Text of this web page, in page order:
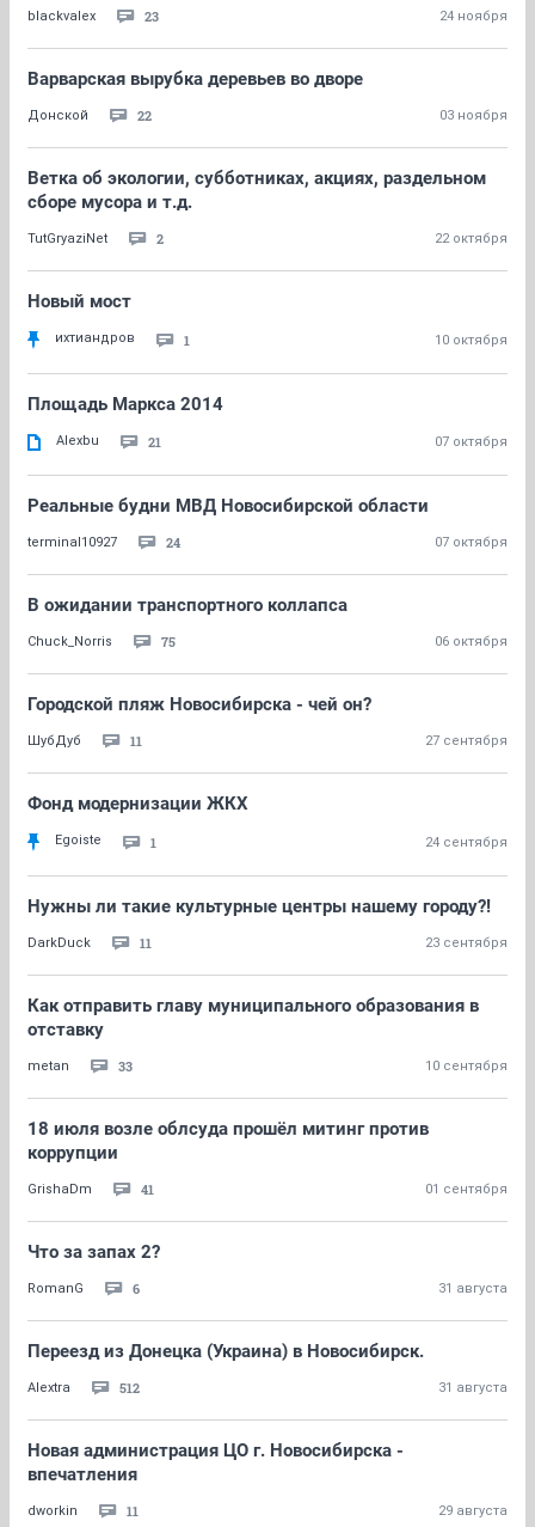
blackvalex 23 24 ноября
Варварская вырубка деревьев во дворе
Донской 22 03 ноября
Ветка об экологии, субботниках, акциях, раздельном
сборе мусора и т.д.
TutGryaziNet 2 22 октября
Новый мост
ихтиандров 1 10 октября
Площадь Маркса 2014
Alexbu 21 07 октября
Реальные будни МВД Новосибирской области
terminal10927 24 07 октября
В ожидании транспортного коллапса
Chuck_Norris 75 06 октября
Городской пляж Новосибирска - чей он?
ШубДуб 11 27 сентября
Фонд модернизации ЖКХ
Egoiste 1 24 сентября
Нужны ли такие культурные центры нашему городу?!
DarkDuck 11 23 сентября
Как отправить главу муниципального образования в
отставку
metan 33 10 сентября
18 июля возле облсуда прошёл митинг против
коррупции
GrishaDm 41 01 сентября
Что за запах 2?
RomanG 6 31 августа
Переезд из Донецка (Украина) в Новосибирск.
Alextra 512 31 августа
Новая администрация ЦО г. Новосибирска -
впечатления
dworkin 11 29 августа